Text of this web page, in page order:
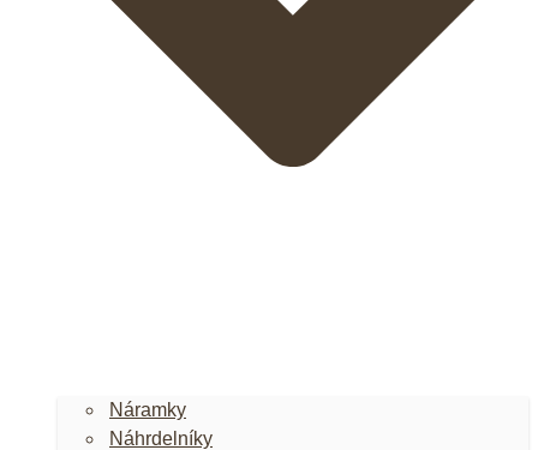
Náramky
Náhrdelníky